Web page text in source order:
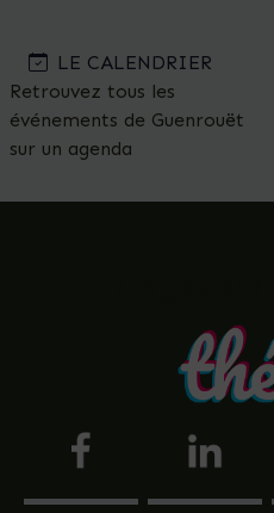
LE CALENDRIER
Retrouvez tous les
événements de Guenrouët
sur un agenda